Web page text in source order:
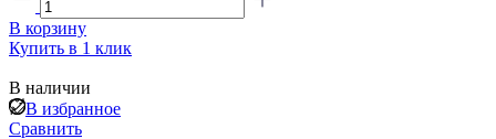
В корзину
Купить в 1 клик
В наличии
В избранное
Сравнить